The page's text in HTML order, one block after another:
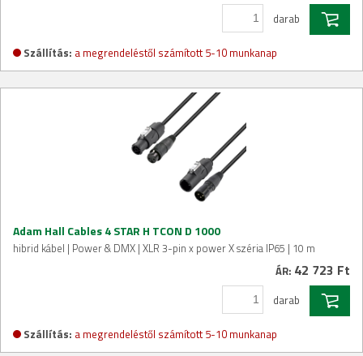
darab
Szállítás: a megrendeléstől számított 5-10 munkanap
Adam Hall Cables 4 STAR H TCON D 1000
hibrid kábel | Power & DMX | XLR 3-pin x power X széria IP65 | 10 m
ÁR: 42 723 Ft
darab
Szállítás: a megrendeléstől számított 5-10 munkanap